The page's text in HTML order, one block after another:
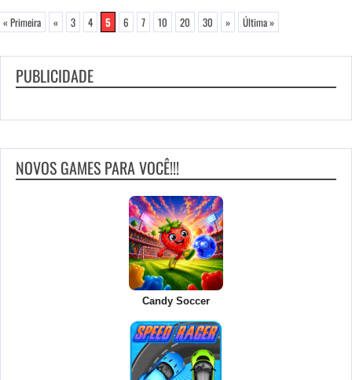
« Primeira « 3 4 5 6 7 10 20 30 » Última »
PUBLICIDADE
NOVOS GAMES PARA VOCÊ!!!
Candy Soccer